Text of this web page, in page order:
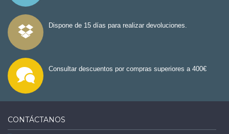
Dispone de 15 días para realizar devoluciones.
Consultar descuentos por compras superiores a 400€
CONTÁCTANOS